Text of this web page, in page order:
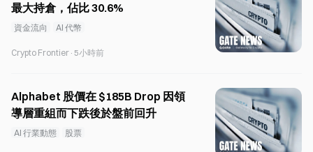
最大持倉，佔比 30.6%
資金流向 AI 代幣
Crypto Frontier · 5小時前
Alphabet 股價在 $185B Drop 因領
導層重組而下跌後於盤前回升
AI 行業動態 股票